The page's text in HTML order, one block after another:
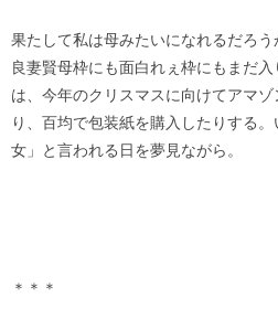
果たして私は母みたいになれるだろう
良妻賢母枠にも面白れぇ枠にもまだ
は、今年のクリスマスに向けてアマ
り、百均で包装紙を購入したりする
女」と言われる日を夢見ながら。
＊＊＊